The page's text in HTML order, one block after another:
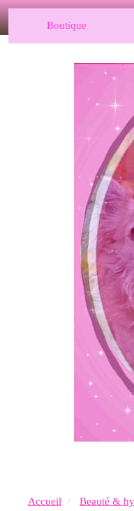
Boutique
Accueil Beauté &